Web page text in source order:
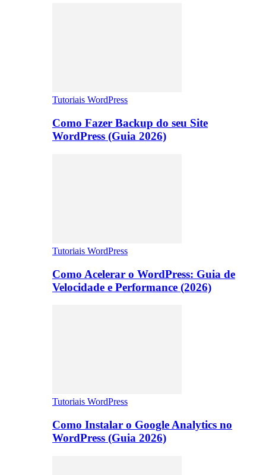
Tutoriais WordPress
Como Fazer Backup do seu Site
WordPress (Guia 2026)
Tutoriais WordPress
Como Acelerar o WordPress: Guia de
Velocidade e Performance (2026)
Tutoriais WordPress
Como Instalar o Google Analytics no
WordPress (Guia 2026)